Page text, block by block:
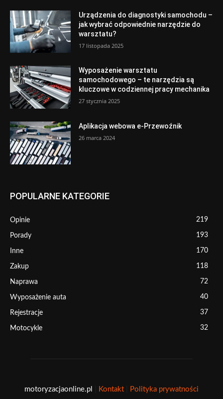
Urządzenia do diagnostyki samochodu –
jak wybrać odpowiednie narzędzie do
warsztatu?
17 listopada 2025
Wyposażenie warsztatu
samochodowego – te narzędzia są
kluczowe w codziennej pracy mechanika
27 stycznia 2025
Aplikacja webowa e-Przewoźnik
26 marca 2024
POPULARNE KATEGORIE
Opinie 219
Porady 193
Inne 170
Zakup 118
Naprawa 72
Wyposażenie auta 40
Rejestracje 37
Motocykle 32
motoryzacjaonline.pl Kontakt Polityka prywatności